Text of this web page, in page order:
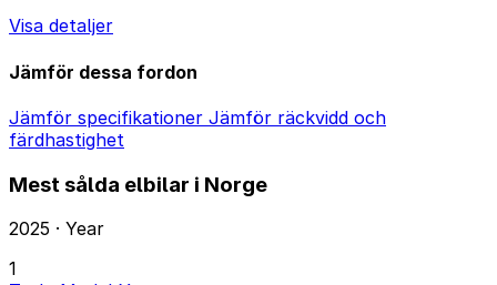
Visa detaljer
Jämför dessa fordon
Jämför specifikationer Jämför räckvidd och
färdhastighet
Mest sålda elbilar i Norge
2025 · Year
1